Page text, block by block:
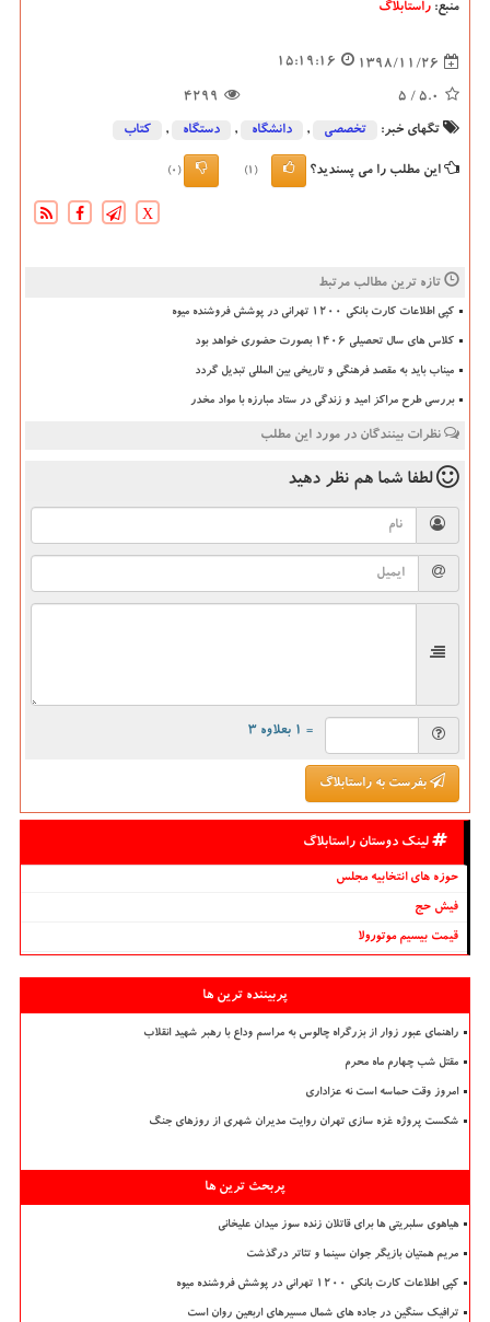
منبع: راستابلاگ
1398/11/26
15:19:16
5.0
/ 5
4299
تگهای خبر: تخصصی , دانشگاه‌ , دستگاه , كتاب
این مطلب را می پسندید؟ (1)
(0)
X
تازه ترین مطالب مرتبط
کپی اطلاعات کارت بانکی ۱۲۰۰ تهرانی در پوشش فروشنده میوه
کلاس های سال تحصیلی ۱۴۰۶ بصورت حضوری خواهد بود
میناب باید به مقصد فرهنگی و تاریخی بین المللی تبدیل گردد
بررسی طرح مراکز امید و زندگی در ستاد مبارزه با مواد مخدر
نظرات بینندگان در مورد این مطلب
لطفا شما هم نظر دهید
= ۱ بعلاوه ۳
بفرست به راستابلاگ
لینک دوستان راستابلاگ
حوزه های انتخابیه مجلس
فیش حج
قیمت بیسیم موتورولا
پربیننده ترین ها
راهنمای عبور زوار از بزرگراه چالوس به مراسم وداع با رهبر شهید انقلاب
مقتل شب چهارم ماه محرم
امروز وقت حماسه است نه عزاداری
شکست پروژه غزه سازی تهران روایت مدیران شهری از روزهای جنگ
پربحث ترین ها
هیاهوی سلبریتی ها برای قاتلان زنده سوز میدان علیخانی
مریم همتیان بازیگر جوان سینما و تئاتر درگذشت
کپی اطلاعات کارت بانکی ۱۲۰۰ تهرانی در پوشش فروشنده میوه
ترافیک سنگین در جاده های شمال مسیرهای اربعین روان است